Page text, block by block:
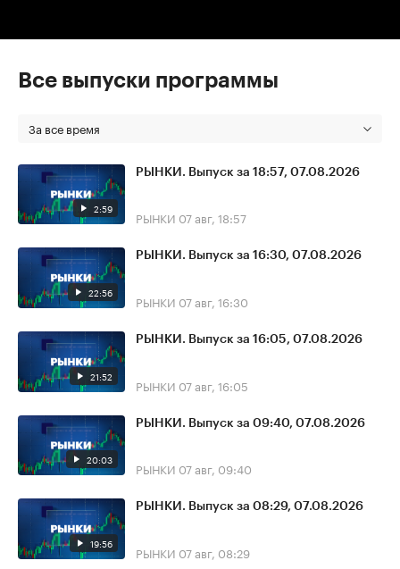
Все выпуски программы
За все время
2:59
РЫНКИ. Выпуск за 18:57, 07.08.2026
РЫНКИ 07 авг, 18:57
22:56
РЫНКИ. Выпуск за 16:30, 07.08.2026
РЫНКИ 07 авг, 16:30
21:52
РЫНКИ. Выпуск за 16:05, 07.08.2026
РЫНКИ 07 авг, 16:05
20:03
РЫНКИ. Выпуск за 09:40, 07.08.2026
РЫНКИ 07 авг, 09:40
19:56
РЫНКИ. Выпуск за 08:29, 07.08.2026
РЫНКИ 07 авг, 08:29